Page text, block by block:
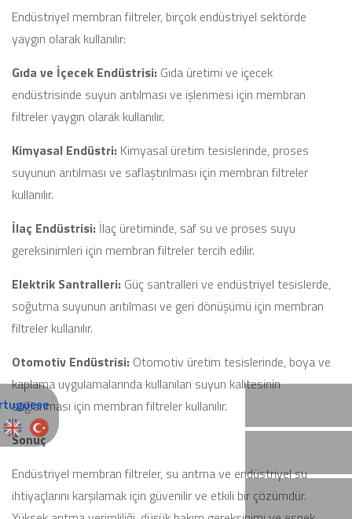
Endüstriyel membran filtreler, birçok endüstriyel sektörde
yaygın olarak kullanılır:
Gıda ve İçecek Endüstrisi: Gıda üretimi ve içecek
endüstrisinde suyun arıtılması ve işlenmesi için membran
filtreler yaygın olarak kullanılır.
Kimyasal Endüstri: Kimyasal üretim tesislerinde, proses
suyunun arıtılması ve saflaştırılması için membran filtreler
kullanılır.
İlaç Endüstrisi: İlaç üretiminde, saf su ve proses suyu
gereksinimleri için membran filtreler tercih edilir.
Elektrik Santralleri: Güç santralleri ve endüstriyel tesislerde,
soğutma suyunun arıtılması ve geri dönüşümü için membran
filtreler kullanılır.
Otomotiv Endüstrisi: Otomotiv üretim tesislerinde, boya ve
kaplama uygulamalarında kullanılan suyun kalitesinin
sağlanması için membran filtreler kullanılır.
Sonuç
Endüstriyel membran filtreler, su arıtma ve endüstriyel su
ihtiyaçlarını karşılamak için güvenilir ve etkili bir çözümdür.